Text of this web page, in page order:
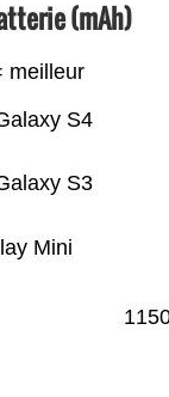
(mAh)
meilleur
Mini
S3
S4